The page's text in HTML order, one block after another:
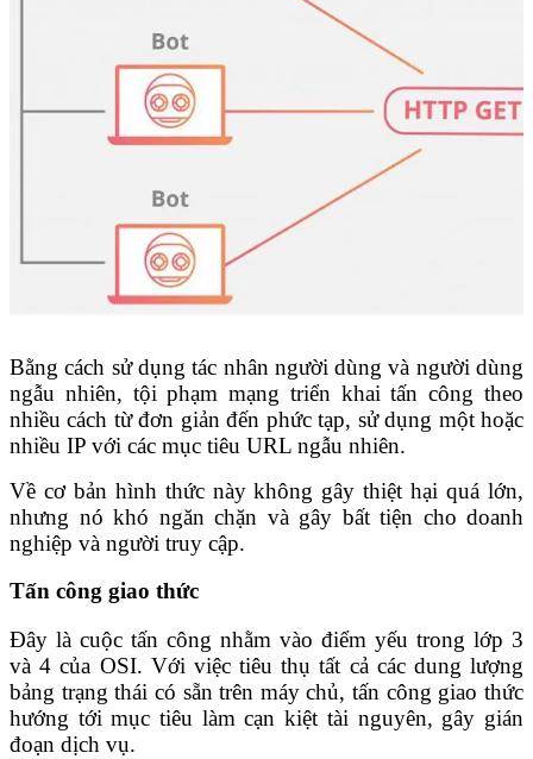
Bằng cách sử dụng tác nhân người dùng và người dùng
ngẫu nhiên, tội phạm mạng triển khai tấn công theo
nhiều cách từ đơn giản đến phức tạp, sử dụng một hoặc
nhiều IP với các mục tiêu URL ngẫu nhiên.
Về cơ bản hình thức này không gây thiệt hại quá lớn,
nhưng nó khó ngăn chặn và gây bất tiện cho doanh
nghiệp và người truy cập.
Tấn công giao thức
Đây là cuộc tấn công nhằm vào điểm yếu trong lớp 3
và 4 của OSI. Với việc tiêu thụ tất cả các dung lượng
bảng trạng thái có sẵn trên máy chủ, tấn công giao thức
hướng tới mục tiêu làm cạn kiệt tài nguyên, gây gián
đoạn dịch vụ.